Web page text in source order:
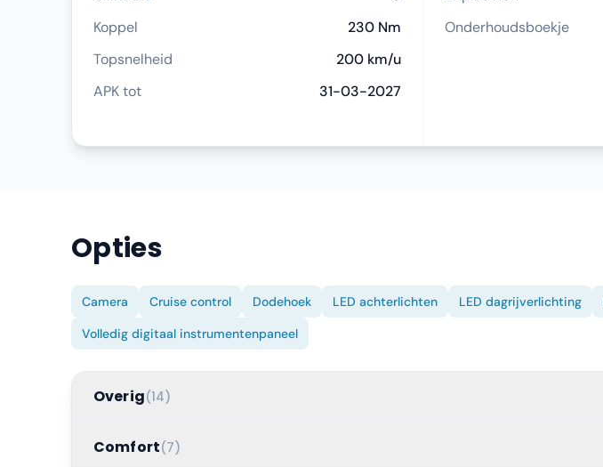
Koppel
230 Nm
Topsnelheid
200 km/u
APK tot
31-03-2027
Onderhoudsboekje
Opties
Camera Cruise control Dodehoek LED achterlichten LED dagrijverlichting
Volledig digitaal instrumentenpaneel
Overig(14)
Comfort(7)